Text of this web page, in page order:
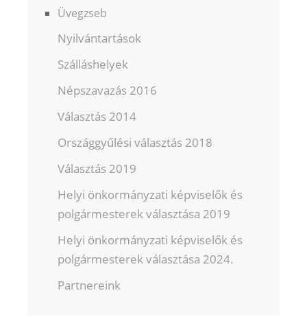
Üvegzseb
Nyilvántartások
Szálláshelyek
Népszavazás 2016
Választás 2014
Országgyűlési választás 2018
Választás 2019
Helyi önkormányzati képviselők és
polgármesterek választása 2019
Helyi önkormányzati képviselők és
polgármesterek választása 2024.
Partnereink